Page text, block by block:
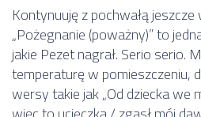
Kontynuuję z pochwałą
„Pożegnanie (poważny)” to
jakie Pezet nagrał. Serio serio.
temperaturę w pomieszczeniu,
wersy takie jak „Od dziecka we